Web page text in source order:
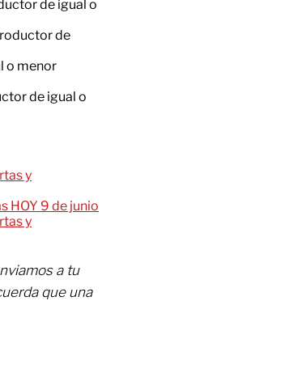
de igual o
de
o menor
de igual o
y
HOY 9 de junio
y
a tu
que una